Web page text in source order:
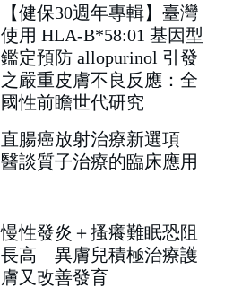
【健保30週年專輯】臺灣
使用 HLA-B*58:01 基因型
鑑定預防 allopurinol 引發
之嚴重皮膚不良反應：全
國性前瞻世代研究
直腸癌放射治療新選項
醫談質子治療的臨床應用
慢性發炎＋搔癢難眠恐阻
長高 異膚兒積極治療護
膚又改善發育